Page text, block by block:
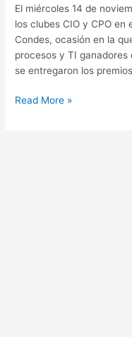
El miércoles 14 de
los clubes CIO y CPO en
Condes, ocasión en la
procesos y TI ganadores
se entregaron los
y
CPO
2018
Read More »